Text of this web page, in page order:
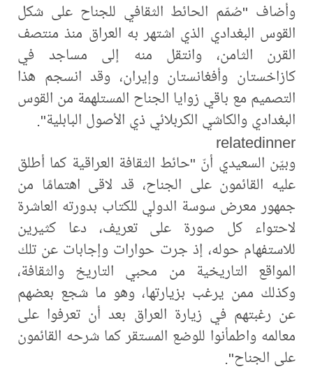
وأضاف "صُمّم الحائط الثقافي للجناح على شكل
القوس البغدادي الذي اشتهر به العراق منذ منتصف
القرن الثامن، وانتقل منه إلى مساجد في
كازاخستان وأفغانستان وإيران، وقد انسجم هذا
التصميم مع باقي زوايا الجناح المستلهمة من القوس
البغدادي والكاشي الكربلائي ذي الأصول البابلية".
relatedinner
وبيّن السعيدي أنّ "حائط الثقافة العراقية كما أطلق
عليه القائمون على الجناح، قد لاقى اهتمامًا من
جمهور معرض سوسة الدولي للكتاب بدورته العاشرة
لاحتواء كل صورة على تعريف، دعا كثيرين
للاستفهام حوله، إذ جرت حوارات وإجابات عن تلك
المواقع التاريخية من محبي التاريخ والثقافة،
وكذلك ممن يرغب بزيارتها، وهو ما شجع بعضهم
عن رغبتهم في زيارة العراق بعد أن تعرفوا على
معالمه واطمأنوا للوضع المستقر كما شرحه القائمون
على الجناح".